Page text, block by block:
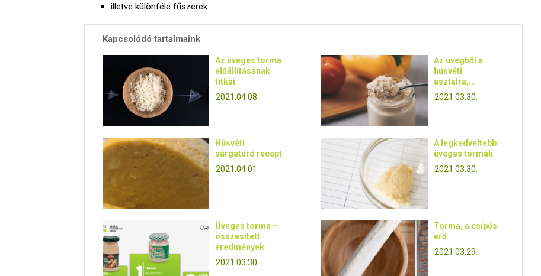
illetve különféle fűszerek.
Kapcsolódó tartalmaink
Az üveges torma
előállításának
titkai
2021.04.08.
Húsvéti
sárgatúró recept
2021.04.01.
Üveges torma –
összesített
eredmények
2021.03.30.
Az üvegből a
húsvéti
asztalra,...
2021.03.30.
A legkedveltebb
üveges tormák
2021.03.30.
Torma, a csípős
erő
2021.03.29.